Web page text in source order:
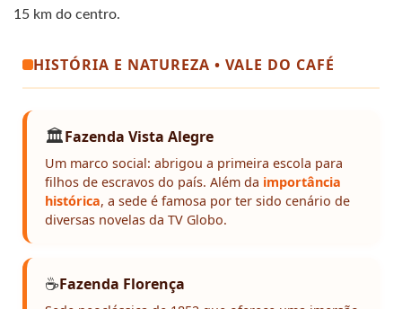
15 km do centro.
HISTÓRIA E NATUREZA • VALE DO CAFÉ
🏛️Fazenda Vista Alegre
Um marco social: abrigou a primeira escola para
filhos de escravos do país. Além da importância
histórica, a sede é famosa por ter sido cenário de
diversas novelas da TV Globo.
☕Fazenda Florença